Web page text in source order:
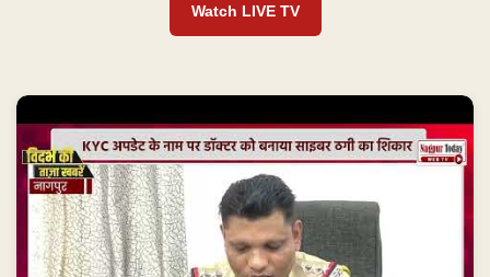
Watch LIVE TV